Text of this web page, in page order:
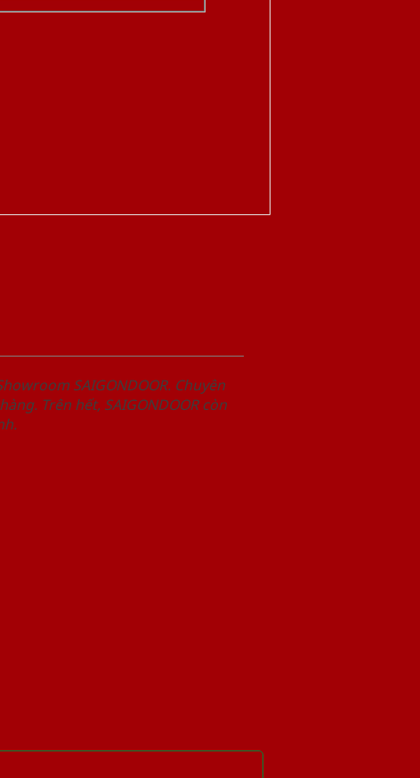
SAIGONDOOR. Chuyên
Trên hết, SAIGONDOOR còn